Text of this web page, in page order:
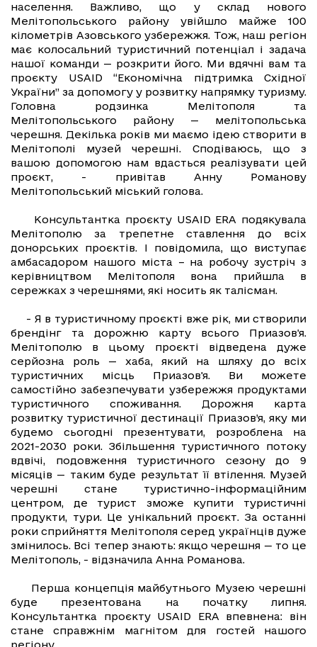
населення. Важливо, що у склад нового
Мелітопольського району увійшло майже 100
кілометрів Азовського узбережжя. Тож, наш регіон
має колосальний туристичний потенціал і задача
нашої команди — розкрити його. Ми вдячні вам та
проєкту USAID “Економічна підтримка Східної
України” за допомогу у розвитку напрямку туризму.
Головна родзинка Мелітополя та
Мелітопольського району — мелітопольська
черешня. Декілька років ми маємо ідею створити в
Мелітополі музей черешні. Сподіваюсь, що з
вашою допомогою нам вдасться реалізувати цей
проєкт, - привітав Анну Романову
Мелітопольський міський голова.
Консультантка проєкту USAID ERA подякувала
Мелітополю за трепетне ставлення до всіх
донорських проєктів. І повідомила, що виступає
амбасадором нашого міста – на робочу зустріч з
керівництвом Мелітополя вона прийшла в
сережках з черешнями, які носить як талісман.
- Я в туристичному проєкті вже рік, ми створили
брендінг та дорожню карту всього Приазов'я.
Мелітополю в цьому проєкті відведена дуже
серйозна роль — хаба, який на шляху до всіх
туристичних місць Приазов'я. Ви можете
самостійно забезпечувати узбережжя продуктами
туристичного споживання. Дорожня карта
розвитку туристичної дестинації Приазов’я, яку ми
будемо сьогодні презентувати, розроблена на
2021-2030 роки. Збільшення туристичного потоку
вдвічі, подовження туристичного сезону до 9
місяців — таким буде результат її втілення. Музей
черешні стане туристично-інформаційним
центром, де турист зможе купити туристичні
продукти, тури. Це унікальний проєкт. За останні
роки сприйняття Мелітополя серед українців дуже
змінилось. Всі тепер знають: якщо черешня — то це
Мелітополь, - відзначила Анна Романова.
Перша концепція майбутнього Музею черешні
буде презентована на початку липня.
Консультантка проєкту USAID ERA впевнена: він
стане справжнім магнітом для гостей нашого